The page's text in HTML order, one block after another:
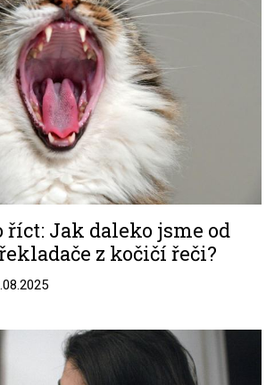
říct: Jak daleko jsme od
z kočičí řeči?